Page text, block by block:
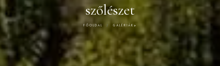
szőlészet
FŐOLDAL GALÉRIÁK >